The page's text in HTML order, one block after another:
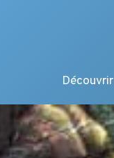
Découvrir